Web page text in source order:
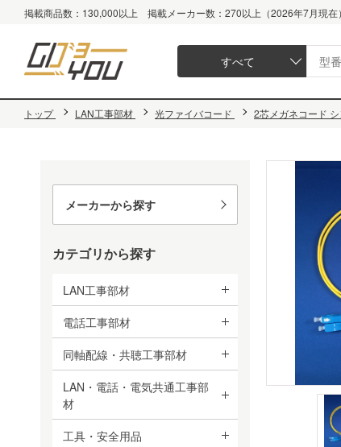
掲載商品数：130,000以上 掲載メーカー数：270以上（2026年7月現在）
すべて
トップ LAN工事部材 光ファイバコード 2芯メガネコード
メーカーから探す
カテゴリから探す
LAN工事部材
電話工事部材
同軸配線・共聴工事部材
LAN・電話・電気共通工事部
材
工具・安全用品